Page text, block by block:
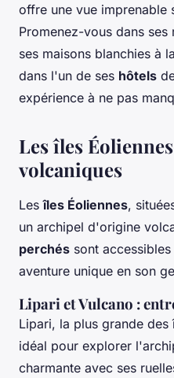
offre une vue imprenable
Promenez-vous dans
ses maisons blanchies à
dans l'un de ses hôtels
expérience à ne pas
Les îles
volcaniques
Lesîles Éoliennes,
un archipel d'origine
perchés sont
aventure unique en son
Lipari et Vulcano :
Lipari, la plus grande
idéal pour explorer
charmante avec ses